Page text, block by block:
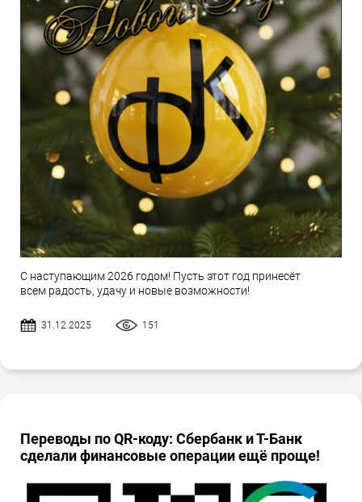
С наступающим 2026 годом! Пусть этот год принесёт
всем радость, удачу и новые возможности!
31.12.2025 151
Переводы по QR-коду: Сбербанк и Т-Банк
сделали финансовые операции ещё проще!